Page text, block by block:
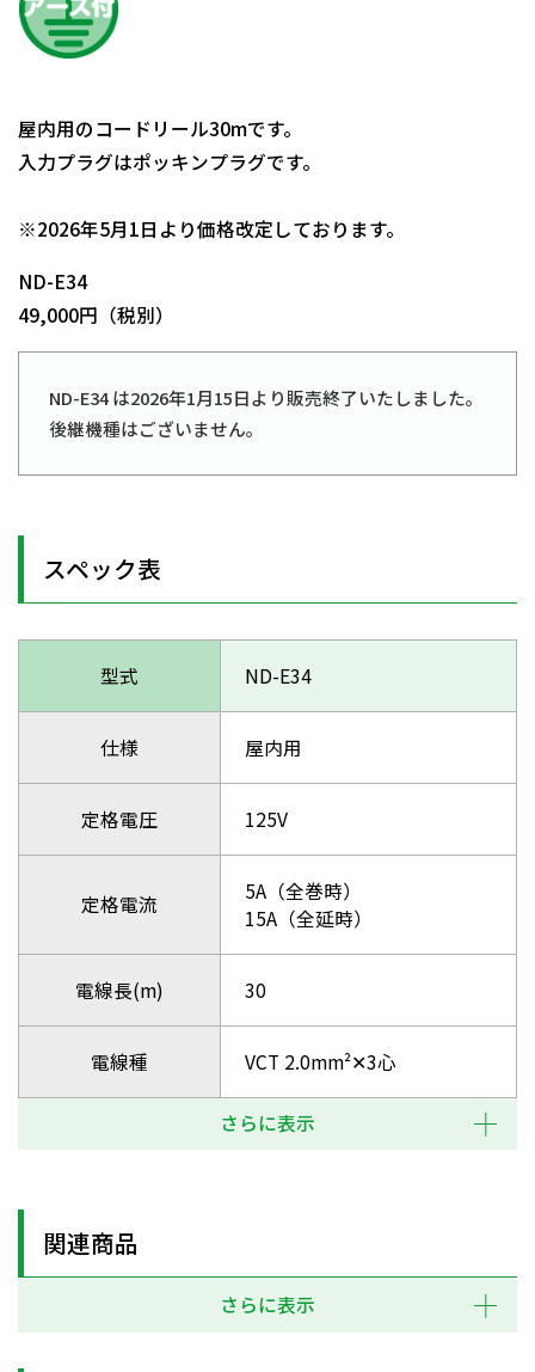
屋内用のコードリール30mです。
入力プラグはポッキンプラグです。
※2026年5月1日より価格改定しております。
ND-E34
49,000円（税別）
ND-E34 は2026年1月15日より販売終了いたしました。
後継機種はございません。
スペック表
型式 ND-E34
仕様 屋内用
定格電圧 125V
定格電流
5A（全巻時）
15A（全延時）
電線長(m) 30
電線種 VCT 2.0mm²✕3心
さらに表示
関連商品
さらに表示